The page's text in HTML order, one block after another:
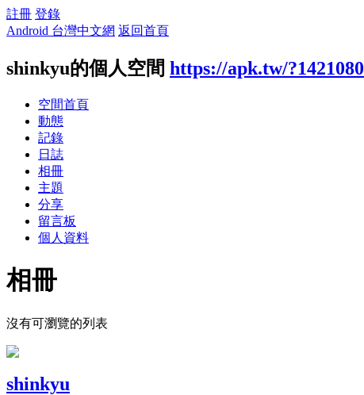
註冊 登錄
Android 台灣中文網 返回首頁
shinkyu的個人空間 https://apk.tw/?1421080
空間首頁
動態
記錄
日誌
相冊
主題
分享
留言板
個人資料
相冊
沒有可瀏覽的列表
shinkyu